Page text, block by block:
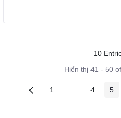
10
Hiển thị 41 - 50
Các trang trên cổng
1 Các trang trung
Các
4 5